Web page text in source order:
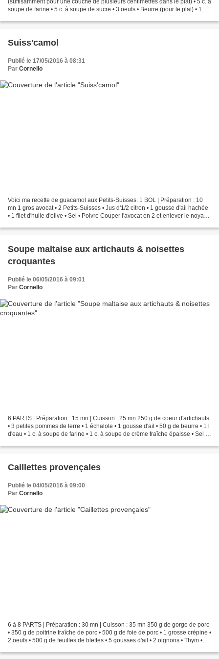
(suffisamment pour une couche de plusieurs centimètres dans le plat) • 5 c. à
soupe de farine • 5 c. à soupe de sucre • 3 oeufs • Beurre (pour le plat) • 1
Suiss'camol
Publié le 17/05/2016 à 08:31
Par Cornello
Voici ma recette de guacamol aux Petits-Suisses. 1 BOL | Préparation : 10
mn 1 gros avocat • 2 Petits-Suisses • Jus d'1/2 citron • 1 gousse d'ail hachée
• 1 filet d'huile d'olive • Sel • Poivre Couper l'avocat en 2 et enlever le noyau.
Soupe maltaise aux artichauts & noisettes
croquantes
Publié le 06/05/2016 à 09:01
Par Cornello
6 PARTS | Préparation : 15 mn | Cuisson : 25 mn 250 g de coeur d'artichauts
• 3 petites pommes de terre • 1 échalote • 1 gousse d'ail • 50 g de beurre • 1 l
d'eau • 1 c. à soupe de farine • 1 c. à soupe de crème fraîche épaisse • Sel •
Caillettes provençales
Publié le 04/05/2016 à 09:00
Par Cornello
6 à 8 PARTS | Préparation : 30 mn | Cuisson : 35 mn 350 g de gorge de porc
• 350 g de poitrine fraîche de porc • 500 g de foie de porc • 1 grosse crépine •
2 oeufs • 500 g de feuilles de blettes • 5 gousses d'ail • 2 oignons • Thym •